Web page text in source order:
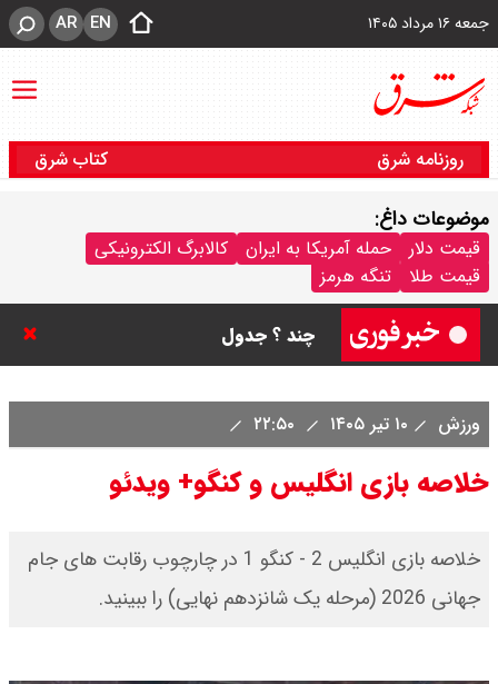
جمعه ۱۶ مرداد ۱۴۰۵ EN
AR
روزنامه شرق کتاب شرق
موضوعات داغ:
قیمت دلار حمله آمریکا به ایران
کالابرگ الکترونیکی
قیمت طلا
تنگه هرمز
چند ؟ جدول
به تنگه هرمز را کلید زدند + جزییات
ورزش ۱۰ تیر ۱۴۰۵
خلاصه بازی انگلیس و کنگو+ ویدئو
خلاصه بازی انگلیس 2 - کنگو 1 در چارچوب رقابت های جام
جهانی 2026 (مرحله یک شانزدهم نهایی) را ببینید.